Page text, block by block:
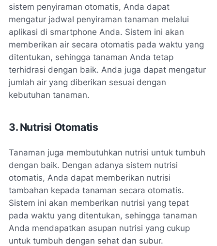
sistem penyiraman otomatis, Anda dapat
mengatur jadwal penyiraman tanaman melalui
aplikasi di smartphone Anda. Sistem ini akan
memberikan air secara otomatis pada waktu yang
ditentukan, sehingga tanaman Anda tetap
terhidrasi dengan baik. Anda juga dapat mengatur
jumlah air yang diberikan sesuai dengan
kebutuhan tanaman.
3. Nutrisi Otomatis
Tanaman juga membutuhkan nutrisi untuk tumbuh
dengan baik. Dengan adanya sistem nutrisi
otomatis, Anda dapat memberikan nutrisi
tambahan kepada tanaman secara otomatis.
Sistem ini akan memberikan nutrisi yang tepat
pada waktu yang ditentukan, sehingga tanaman
Anda mendapatkan asupan nutrisi yang cukup
untuk tumbuh dengan sehat dan subur.